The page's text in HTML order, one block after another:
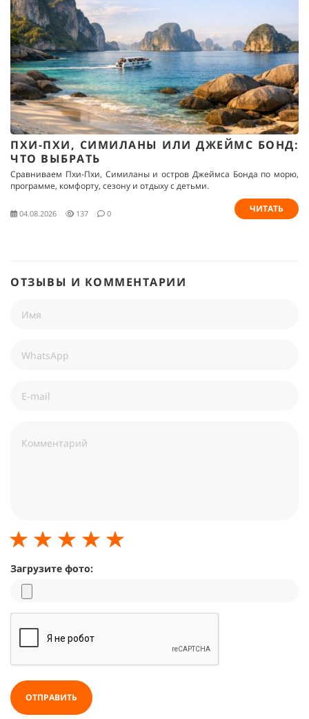
ПХИ-ПХИ, СИМИЛАНЫ ИЛИ ДЖЕЙМС БОНД:
ЧТО ВЫБРАТЬ
Сравниваем Пхи-Пхи, Симиланы и остров Джеймса Бонда по морю,
программе, комфорту, сезону и отдыху с детьми.
04.08.2026 137 0 ЧИТАТЬ
ОТЗЫВЫ И КОММЕНТАРИИ
Загрузите фото:
ОТПРАВИТЬ